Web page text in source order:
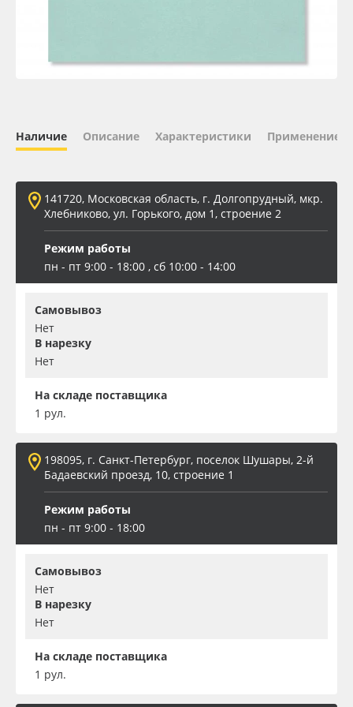
Orajet 3640
ПЭТ листовой
ПЭТ бэклит
Вспененный ПВХ
Баннер
Заготовки для сувениров
Наличие Описание Характеристики Применение
141720, Московская область, г. Долгопрудный, мкр.
Хлебниково, ул. Горького, дом 1, строение 2
Режим работы
пн - пт 9:00 - 18:00 , сб 10:00 - 14:00
Самовывоз
Нет
В нарезку
Нет
На складе поставщика
1 рул.
198095, г. Санкт-Петербург, поселок Шушары, 2-й
Бадаевский проезд, 10, строение 1
Режим работы
пн - пт 9:00 - 18:00
Самовывоз
Нет
В нарезку
Нет
На складе поставщика
1 рул.